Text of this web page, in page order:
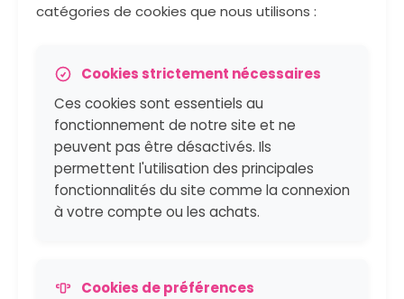
catégories de cookies que nous utilisons :
Cookies strictement nécessaires
Ces cookies sont essentiels au
fonctionnement de notre site et ne
peuvent pas être désactivés. Ils
permettent l'utilisation des principales
fonctionnalités du site comme la connexion
à votre compte ou les achats.
Cookies de préférences